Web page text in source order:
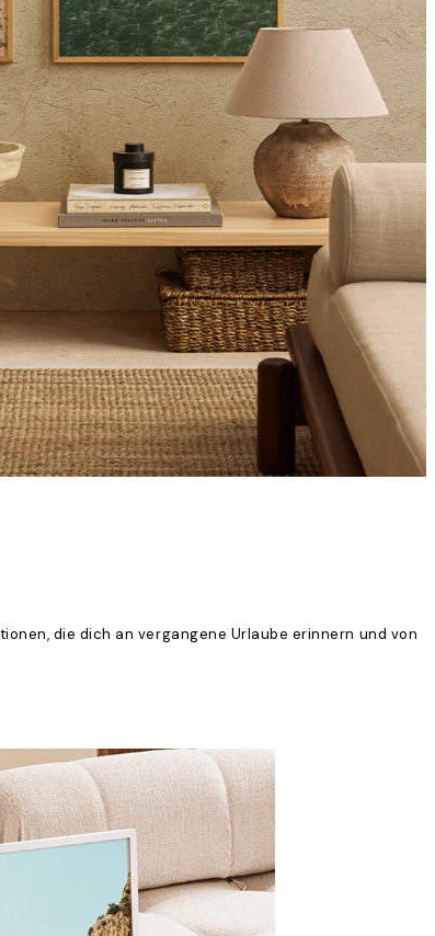
die dich an vergangene Urlaube erinnern und von